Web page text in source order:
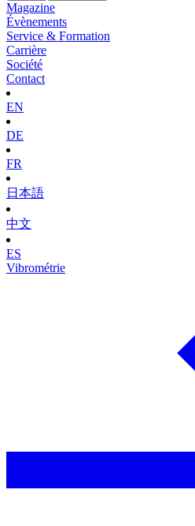
Magazine
Évènements
Service & Formation
Carrière
Société
Contact
EN
DE
FR
日本語
中文
ES
Vibrométrie